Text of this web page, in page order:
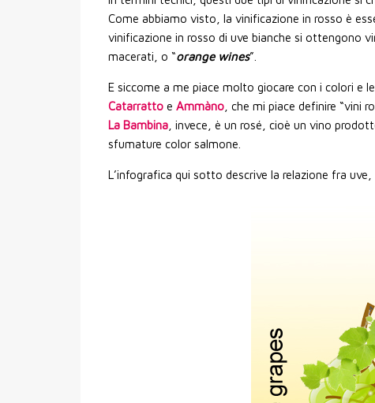
Come abbiamo visto, la vinificazione in rosso è
vinificazione in rosso di uve bianche si ottengono
macerati, o “orange wines”.
E siccome a me piace molto giocare con i colori e
Catarratto e Ammàno , che mi piace definire “vini
La Bambina , invece, è un rosé, cioè un vino
sfumature color salmone.
L’infografica qui sotto descrive la relazione fra